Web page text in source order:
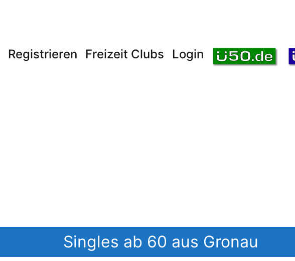
Registrieren Freizeit Clubs Login
Singles ab 60 aus Gronau